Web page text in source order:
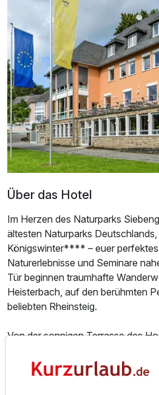
Doppelzimmer B
1 Erwachsenen und 1 Kind
Ausstattung
Für 7 Tage
Einzelzimmer
Über das Hotel
Im Herzen des Naturparks
ältesten Naturparks
Königswinter**** – euer perfektes
Naturerlebnisse und Seminare
Tür beginnen traumhafte
Heisterbach, auf den berühmten
beliebten Rheinsteig.
Von der sonnigen Terrasse des
sogar in Begleitung eines
besonderes Highlight für Familien: